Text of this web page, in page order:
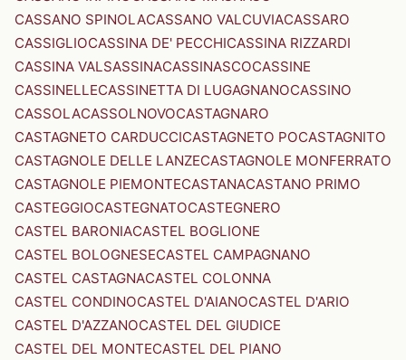
CASSANO SPINOLACASSANO VALCUVIACASSARO
CASSIGLIOCASSINA DE' PECCHICASSINA RIZZARDI
CASSINA VALSASSINACASSINASCOCASSINE
CASSINELLECASSINETTA DI LUGAGNANOCASSINO
CASSOLACASSOLNOVOCASTAGNARO
CASTAGNETO CARDUCCICASTAGNETO POCASTAGNITO
CASTAGNOLE DELLE LANZECASTAGNOLE MONFERRATO
CASTAGNOLE PIEMONTECASTANACASTANO PRIMO
CASTEGGIOCASTEGNATOCASTEGNERO
CASTEL BARONIACASTEL BOGLIONE
CASTEL BOLOGNESECASTEL CAMPAGNANO
CASTEL CASTAGNACASTEL COLONNA
CASTEL CONDINOCASTEL D'AIANOCASTEL D'ARIO
CASTEL D'AZZANOCASTEL DEL GIUDICE
CASTEL DEL MONTECASTEL DEL PIANO